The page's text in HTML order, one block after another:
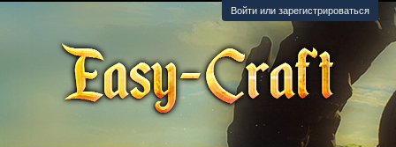
Войти или зарегистрироваться